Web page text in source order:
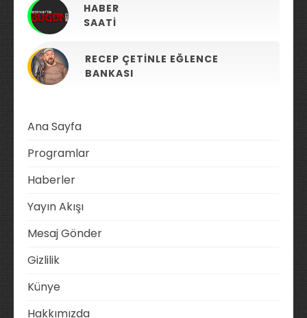
HABER
SAATI
RECEP ÇETINLE EĞLENCE
BANKASI
Ana Sayfa
Programlar
Haberler
Yayın Akışı
Mesaj Gönder
Gizlilik
Künye
Hakkımızda